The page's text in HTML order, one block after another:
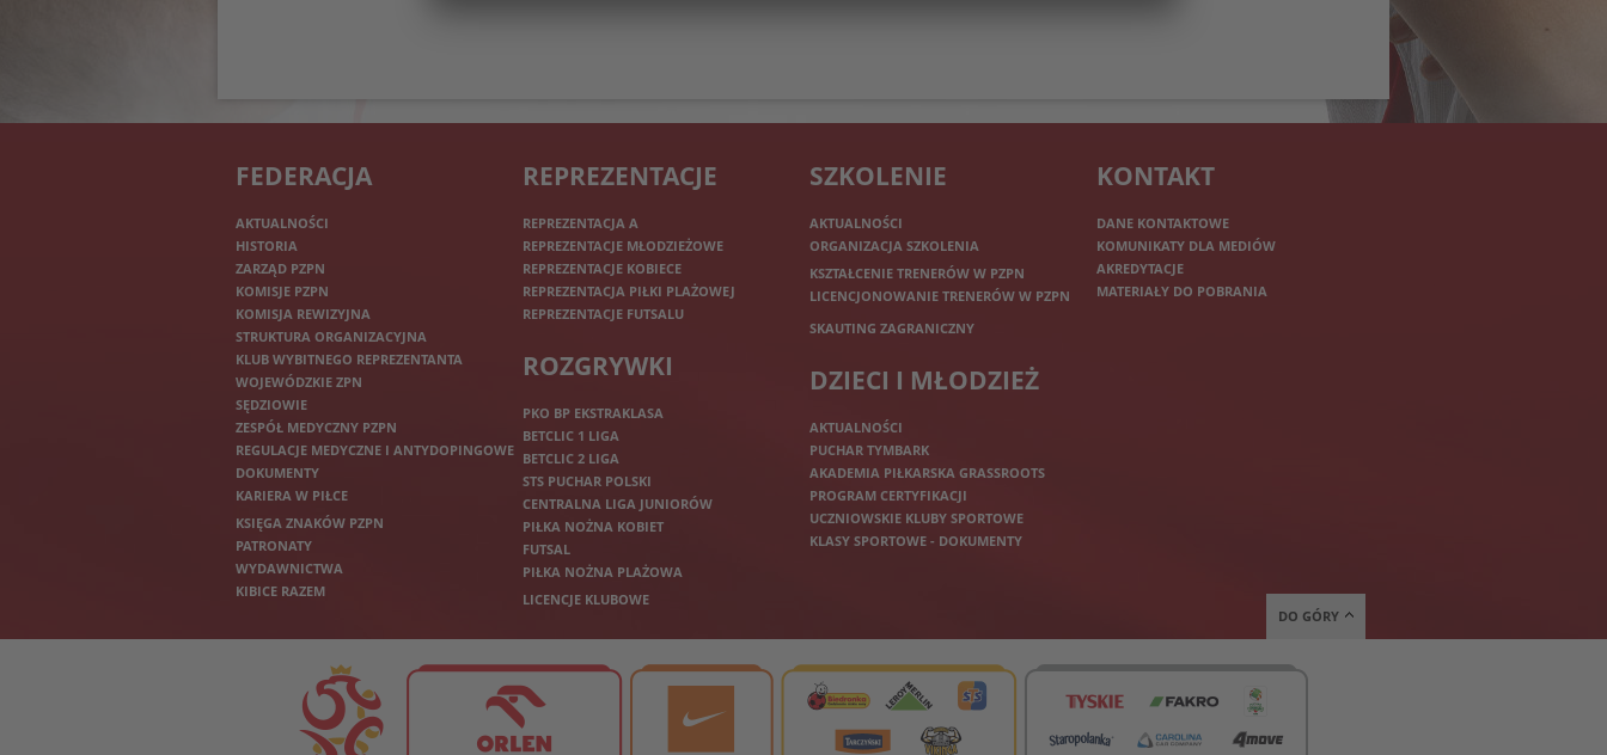
FEDERACJA
AKTUALNOŚCI
HISTORIA
ZARZĄD PZPN
KOMISJE PZPN
KOMISJA REWIZYJNA
STRUKTURA ORGANIZACYJNA
KLUB WYBITNEGO REPREZENTANTA
WOJEWÓDZKIE ZPN
SĘDZIOWIE
ZESPÓŁ MEDYCZNY PZPN
REGULACJE MEDYCZNE I ANTYDOPINGOWE
DOKUMENTY
KARIERA W PIŁCE
KSIĘGA ZNAKÓW PZPN
PATRONATY
WYDAWNICTWA
KIBICE RAZEM
REPREZENTACJE
REPREZENTACJA A
REPREZENTACJE MŁODZIEŻOWE
REPREZENTACJE KOBIECE
REPREZENTACJA PIŁKI PLAŻOWEJ
REPREZENTACJE FUTSALU
ROZGRYWKI
PKO BP EKSTRAKLASA
BETCLIC 1 LIGA
BETCLIC 2 LIGA
STS PUCHAR POLSKI
CENTRALNA LIGA JUNIORÓW
PIŁKA NOŻNA KOBIET
FUTSAL
PIŁKA NOŻNA PLAŻOWA
LICENCJE KLUBOWE
SZKOLENIE
AKTUALNOŚCI
ORGANIZACJA SZKOLENIA
KSZTAŁCENIE TRENERÓW W PZPN
LICENCJONOWANIE TRENERÓW W PZPN
SKAUTING ZAGRANICZNY
DZIECI I MŁODZIEŻ
AKTUALNOŚCI
PUCHAR TYMBARK
AKADEMIA PIŁKARSKA GRASSROOTS
PROGRAM CERTYFIKACJI
UCZNIOWSKIE KLUBY SPORTOWE
KLASY SPORTOWE - DOKUMENTY
KONTAKT
DANE KONTAKTOWE
KOMUNIKATY DLA MEDIÓW
AKREDYTACJE
MATERIAŁY DO POBRANIA
DO GÓRY